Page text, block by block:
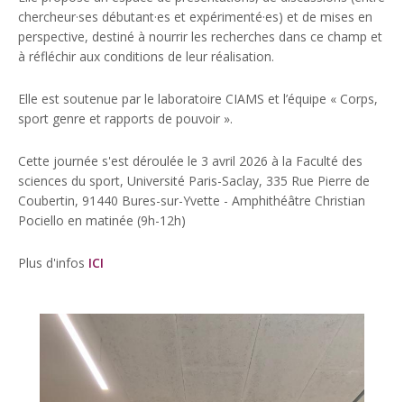
chercheur·ses débutant·es et expérimenté·es) et de mises en
perspective, destiné à nourrir les recherches dans ce champ et
à réfléchir aux conditions de leur réalisation.
Elle est soutenue par le laboratoire CIAMS et l’équipe « Corps,
sport genre et rapports de pouvoir ».
Cette journée s'est déroulée le 3 avril 2026 à la Faculté des
sciences du sport, Université Paris-Saclay, 335 Rue Pierre de
Coubertin, 91440 Bures-sur-Yvette - Amphithéâtre Christian
Pociello en matinée (9h-12h)
Plus d'infos ICI